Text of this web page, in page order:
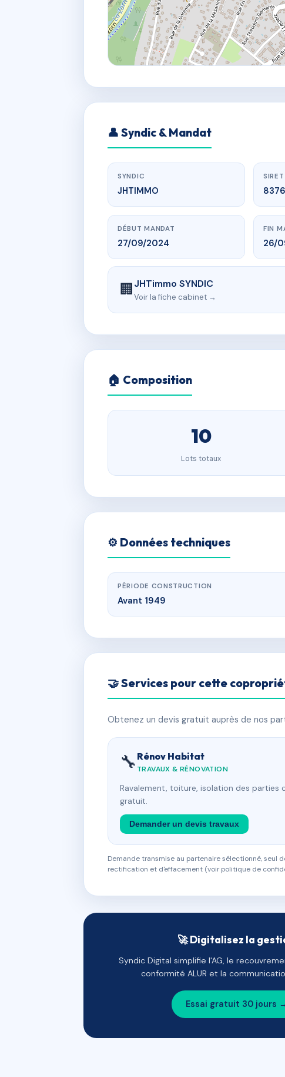
👤 Syndic & Mandat
SYNDIC
JHTIMMO
DÉBUT MANDAT
27/09/2024
FIN
26/
🏢JHTimmo SYNDIC
Voir la fiche cabinet →
🏠 Composition
10
Lots totaux
⚙️ Données techniques
PÉRIODE CONSTRUCTION
Avant 1949
🤝 Services pour cette
Obtenez un devis gratuit auprès de nos
🔧 Rénov Habitat
TRAVAUX & RÉNOVATION
Ravalement, toiture, isolation des parties
gratuit.
Demander un devis travaux
Demande transmise au partenaire sélectionné, seul
rectification et d'effacement (voir politique de
🚀 Digitalisez la
Syndic Digital simplifie l'AG, le
conformité ALUR et la
Essai gratuit 30 jours →